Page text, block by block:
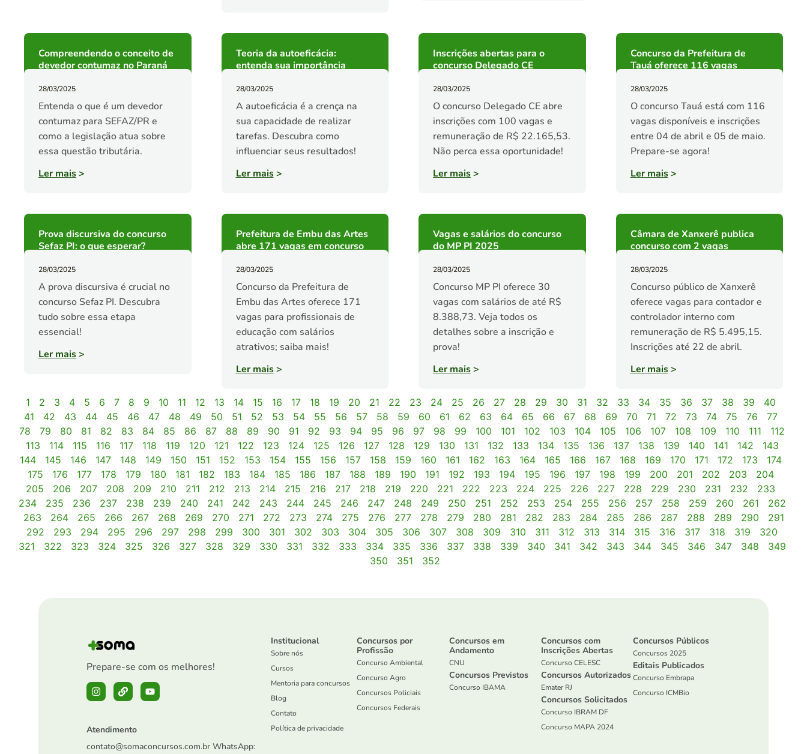
Compreendendo o conceito de
devedor contumaz no Paraná
28/03/2025
Entenda o que é um devedor
contumaz para SEFAZ/PR e
como a legislação atua sobre
essa questão tributária.
Ler mais>
Teoria da autoeficácia:
entenda sua importância
28/03/2025
A autoeficácia é a crença na
sua capacidade de realizar
tarefas. Descubra como
influenciar seus resultados!
Ler mais>
Inscrições abertas para o
concurso Delegado CE
28/03/2025
O concurso Delegado CE abre
inscrições com 100 vagas e
remuneração de R$ 22.165,53.
Não perca essa oportunidade!
Ler mais>
Concurso da Prefeitura de
Tauá oferece 116 vagas
28/03/2025
O concurso Tauá está com 116
vagas disponíveis e inscrições
entre 04 de abril e 05 de maio.
Prepare-se agora!
Ler mais>
Prova discursiva do concurso
Sefaz PI: o que esperar?
28/03/2025
A prova discursiva é crucial no
concurso Sefaz PI. Descubra
tudo sobre essa etapa
essencial!
Ler mais>
Prefeitura de Embu das Artes
abre 171 vagas em concurso
28/03/2025
Concurso da Prefeitura de
Embu das Artes oferece 171
vagas para profissionais de
educação com salários
atrativos; saiba mais!
Ler mais>
Vagas e salários do concurso
do MP PI 2025
28/03/2025
Concurso MP PI oferece 30
vagas com salários de até R$
8.388,73. Veja todos os
detalhes sobre a inscrição e
prova!
Ler mais>
Câmara de Xanxerê publica
concurso com 2 vagas
28/03/2025
Concurso público de Xanxerê
oferece vagas para contador e
controlador interno com
remuneração de R$ 5.495,15.
Inscrições até 22 de abril.
Ler mais>
1 2 3 4 5 6 7 8 9 10 11 12 13 14 15 16 17 18 19 20 21 22 23 24 25 26 27 28 29 30 31 32 33 34 35 36 37 38 39
40
41
42 43 44 45 46 47 48 49 50 51 52 53 54 55 56 57 58 59 60 61 62 63 64 65 66 67 68 69 70 71 72 73 74 75 76
77
78
79 80 81 82 83 84 85 86 87 88 89 90 91 92 93 94 95 96 97 98 99 100 101 102 103 104 105 106 107 108 109 110 111
112
113
114 115 116 117 118 119 120 121 122 123 124 125 126 127 128 129 130 131 132 133 134 135 136 137 138 139 140 141 142
143
144
145 146 147 148 149 150 151 152 153 154 155 156 157 158 159 160 161 162 163 164 165 166 167 168 169 170 171 172 173
174
175
176 177 178 179 180 181 182 183 184 185 186 187 188 189 190 191 192 193 194 195 196 197 198 199 200 201 202 203
204
205
206 207 208 209 210 211 212 213 214 215 216 217 218 219 220 221 222 223 224 225 226 227 228 229 230 231 232
233
234
235 236 237 238 239 240 241 242 243 244 245 246 247 248 249 250 251 252 253 254 255 256 257 258 259 260 261
262
263
264 265 266 267 268 269 270 271 272 273 274 275 276 277 278 279 280 281 282 283 284 285 286 287 288 289 290
291
292
293 294 295 296 297 298 299 300 301 302 303 304 305 306 307 308 309 310 311 312 313 314 315 316 317 318 319
320
321
322 323 324 325 326 327 328 329 330 331 332 333 334 335 336 337 338 339 340 341 342 343 344 345 346 347 348
349
350
351 352
Prepare-se com os melhores!
Atendimento
contato@somaconcursos.com.br WhatsApp:
Institucional
Sobre nós
Cursos
Mentoria para concursos
Blog
Contato
Política de privacidade
Concursos por
Profissão
Concurso Ambiental
Concurso Agro
Concursos Policiais
Concursos Federais
Concursos em
Andamento
CNU
Concursos Previstos
Concurso IBAMA
Concursos com
Inscrições Abertas
Concurso CELESC
Concursos Autorizados
Emater RJ
Concursos Solicitados
Concurso IBRAM DF
Concurso MAPA 2024
Concursos Públicos
Concursos 2025
Editais Publicados
Concurso Embrapa
Concurso ICMBio